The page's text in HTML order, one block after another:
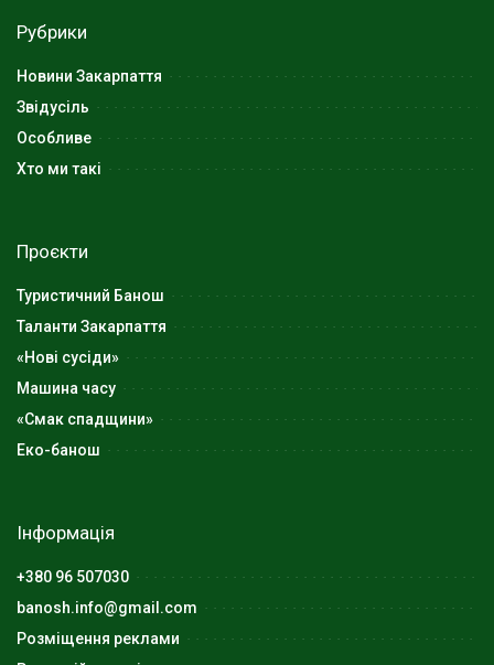
Рубрики
Новини Закарпаття
Звідусіль
Особливе
Хто ми такі
Проєкти
Туристичний Банош
Таланти Закарпаття
«Нові сусіди»
Машина часу
«Смак спадщини»
Еко-банош
Інформація
+380 96 507030
banosh.info@gmail.com
Розміщення реклами